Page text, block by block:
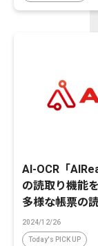
AI-OCR「
の読取り機能
多様な帳票の
2024/12/26
Today's PICK UP